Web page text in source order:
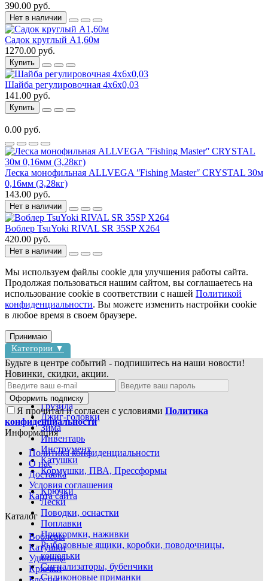
390.00 руб.
Нет в наличии
Садок круглый А1,60м
1270.00 руб.
Купить
Шайба регулировочная 4х6х0,03
141.00 руб.
Купить
0.00 руб.
Леска монофильная ALLVEGA ʺFishing Masterʺ CRYSTAL 30м
0,16мм (3,28кг)
143.00 руб.
Нет в наличии
Воблер TsuYoki RIVAL SR 35SP X264
420.00 руб.
Нет в наличии
Мы используем файлы cookie для улучшения работы сайта.
Продолжая пользоваться нашим сайтом, вы соглашаетесь на
использование cookie в соответствии с нашей Политикой
конфиденциальности. Вы можете изменить настройки cookie
в любое время в своем браузере.
Принимаю
Категории ▼
Блесны
Воблеры
Грузила
Джиг-головки
Зима
Инвентарь
Инструмент
Катушки
Кормушки, ПВА, Прессформы
Крючки
Лески
Поводки, оснастки
Поплавки
Прикормки, наживки
Рыболовные ящики, коробки, поводочницы,
кошельки
Сигнализаторы, бубенчики
Силиконовые приманки
Будьте в центре событий - подпишитесь на наши новости!
Новинки, скидки, акции.
Оформить подписку
Я прочитал и согласен с условиями Политика
конфиденциальности
Информация
Политика конфиденциальности
О нас
Доставка
Условия соглашения
Карта сайта
Каталог
Воблеры
Катушки
Удилища
Крючки